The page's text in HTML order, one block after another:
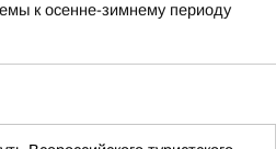
к осенне-зимнему периоду